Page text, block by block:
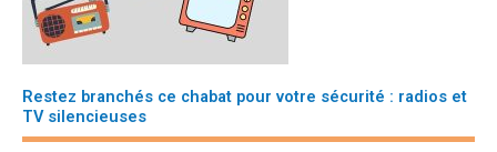
Restez branchés ce chabat pour votre sécurité : radios et
TV silencieuses